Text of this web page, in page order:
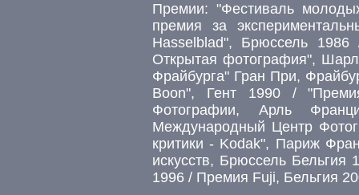
Премии: "Фестиваль
премия за
Hasselblad", Брюссель
Открытая фотография",
Фрайбурга" Гран При,
Boon", Гент 1990 /
Фотографии, Арль
Международный Центр
критики - Kodak", Париж
искусств, Брюссель
1996 / Премия Fuji, Бельгия